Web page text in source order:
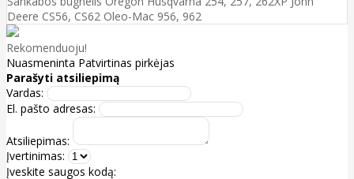
Deere CS56, CS62 Oleo-Mac 956, 962
Rekomenduoju!
Nuasmeninta Patvirtinas pirkėjas
Parašyti atsiliepimą
Vardas:
El. pašto adresas:
Atsiliepimas:
Įvertinimas:
Įveskite saugos kodą: